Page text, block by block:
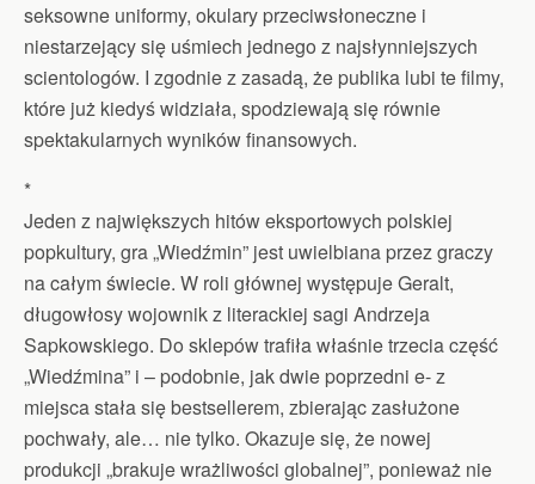
seksowne uniformy, okulary przeciwsłoneczne i
niestarzejący się uśmiech jednego z najsłynniejszych
scientologów. I zgodnie z zasadą, że publika lubi te filmy,
które już kiedyś widziała, spodziewają się równie
spektakularnych wyników finansowych.
*
Jeden z największych hitów eksportowych polskiej
popkultury, gra „Wiedźmin” jest uwielbiana przez graczy
na całym świecie. W roli głównej występuje Geralt,
długowłosy wojownik z literackiej sagi Andrzeja
Sapkowskiego. Do sklepów trafiła właśnie trzecia część
„Wiedźmina” i – podobnie, jak dwie poprzedni e- z
miejsca stała się bestsellerem, zbierając zasłużone
pochwały, ale… nie tylko. Okazuje się, że nowej
produkcji „brakuje wrażliwości globalnej”, ponieważ nie